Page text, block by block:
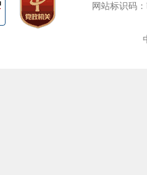
网站标识码